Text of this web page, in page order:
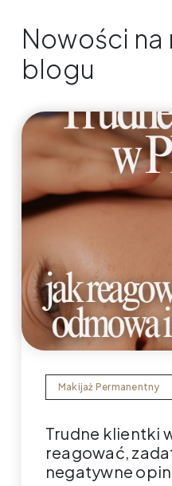
Nowości na
blogu
Makijaż Permanentny
Trudne klientki
reagować,
negatywne